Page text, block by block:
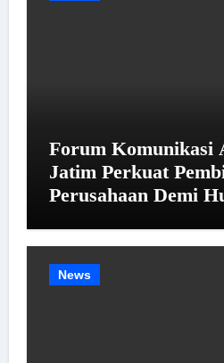
Forum Komunikasi
Jatim Perkuat
Perusahaan Demi
News